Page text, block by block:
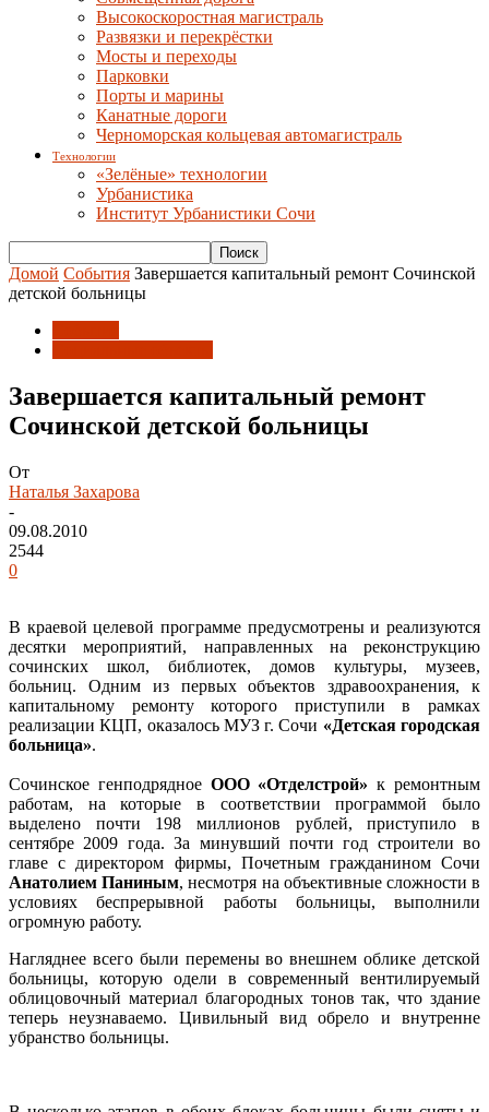
Высокоскоростная магистраль
Развязки и перекрёстки
Мосты и переходы
Парковки
Порты и марины
Канатные дороги
Черноморская кольцевая автомагистраль
Технологии
«Зелёные» технологии
Урбанистика
Институт Урбанистики Сочи
Домой События Завершается капитальный ремонт Сочинской
детской больницы
Завершается капитальный ремонт
Сочинской детской больницы
От
Наталья Захарова
-
09.08.2010
2544
0
В краевой целевой программе предусмотрены и реализуются
десятки мероприятий, направленных на реконструкцию
сочинских школ, библиотек, домов культуры, музеев,
больниц. Одним из первых объектов здравоохранения, к
капитальному ремонту которого приступили в рамках
реализации КЦП, оказалось МУЗ г. Сочи «Детская городская
больница».
Сочинское генподрядное ООО «Отделстрой» к ремонтным
работам, на которые в соответствии программой было
выделено почти 198 миллионов рублей, приступило в
сентябре 2009 года. За минувший почти год строители во
главе с директором фирмы, Почетным гражданином Сочи
Анатолием Паниным, несмотря на объективные сложности в
условиях беспрерывной работы больницы, выполнили
огромную работу.
Нагляднее всего были перемены во внешнем облике детской
больницы, которую одели в современный вентилируемый
облицовочный материал благородных тонов так, что здание
теперь неузнаваемо. Цивильный вид обрело и внутренне
убранство больницы.